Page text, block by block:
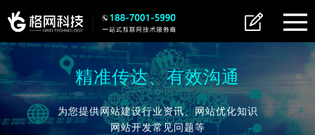
精准传达、有效沟通
为您提供网站建设行业资讯、网站优化知识
网站开发常见问题等